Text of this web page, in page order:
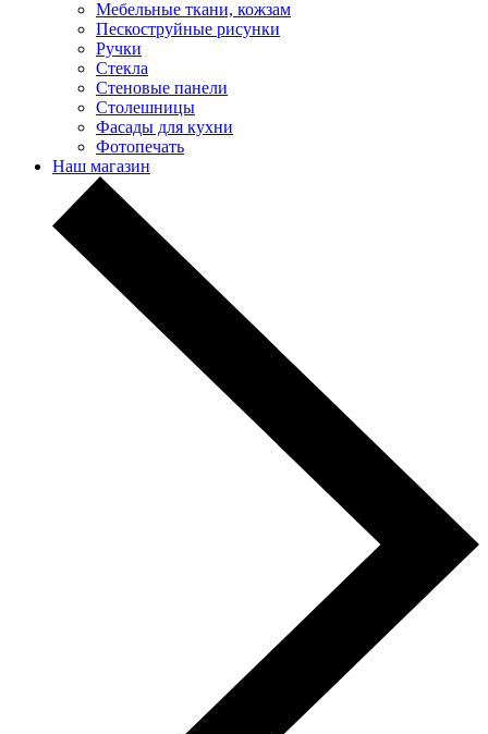
Мебельные ткани, кожзам
Пескоструйные рисунки
Ручки
Стекла
Стеновые панели
Столешницы
Фасады для кухни
Фотопечать
Наш магазин